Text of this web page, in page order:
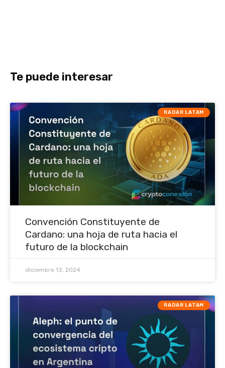
Te puede interesar
RADAR LATAM
Convención Constituyente de
Cardano: una hoja de ruta hacia el
futuro de la blockchain
diciembre 13, 2024
RADAR LATAM